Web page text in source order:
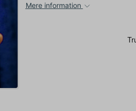
Mere information